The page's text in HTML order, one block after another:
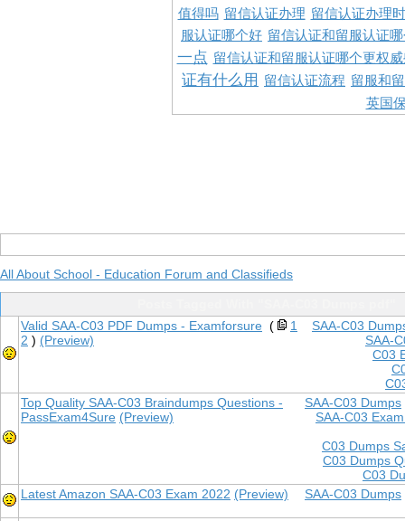
值得吗 留信认证办理 留信认证办理
服认证哪个好 留信认证和留服认证
一点 留信认证和留服认证哪个更权
证有什么用 留信认证流程 留服和
英国
All About School - Education Forum and Classifieds
SAA-C03
SAA-
C03
Valid SAA-C03 PDF Dumps - Examforsure (
1
2 ) (Preview)
SAA-C03 Dumps
SAA-C03
C03 Dumps
C03 Dumps
C03
Top Quality SAA-C03 Braindumps Questions -
PassExam4Sure (Preview)
SAA-C03 Dumps
Latest Amazon SAA-C03 Exam 2022 (Preview)